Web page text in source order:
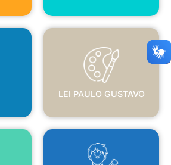
LEI PAULO GUSTAVO
LEI PAULO GUSTAVO
POLÍTICA NACIONAL ALDIR
BLANC